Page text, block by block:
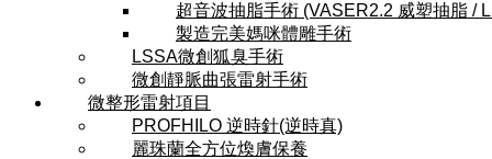
超音波抽脂手術 (VASER2.2 威塑抽脂 /
製造完美媽咪體雕手術
LSSA微創狐臭手術
微創靜脈曲張雷射手術
微整形雷射項目
PROFHILO 逆時針(逆時真)
麗珠蘭全方位煥膚保養